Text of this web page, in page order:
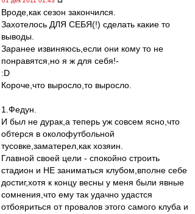
Вроде,как сезон закончился.
Захотелось ДЛЯ СЕБЯ(!) сделать какие то
выводы.
Заранее извиняюсь,если они кому то не
понравятся,но я ж для себя!-
:D
Короче,что выросло,то выросло.
1.Федун.
И был не дурак,а теперь уж совсем ясно,что
обтерся в околофутбольной
тусовке,заматерел,как хозяин.
Главной своей цели - спокойно строить
стадион и НЕ заниматься клубом,вполне себе
достиг,хотя к концу весны у меня были явные
сомнения,что ему так удачно удастся
отбояриться от провалов этого самого клуба и